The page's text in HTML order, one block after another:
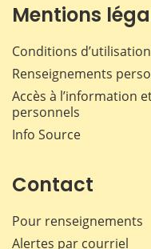
Mentions
Conditions d’utilisation
Renseignements
Accès à l’information
personnels
Info Source
Contact
Pour renseignements
Alertes par courriel